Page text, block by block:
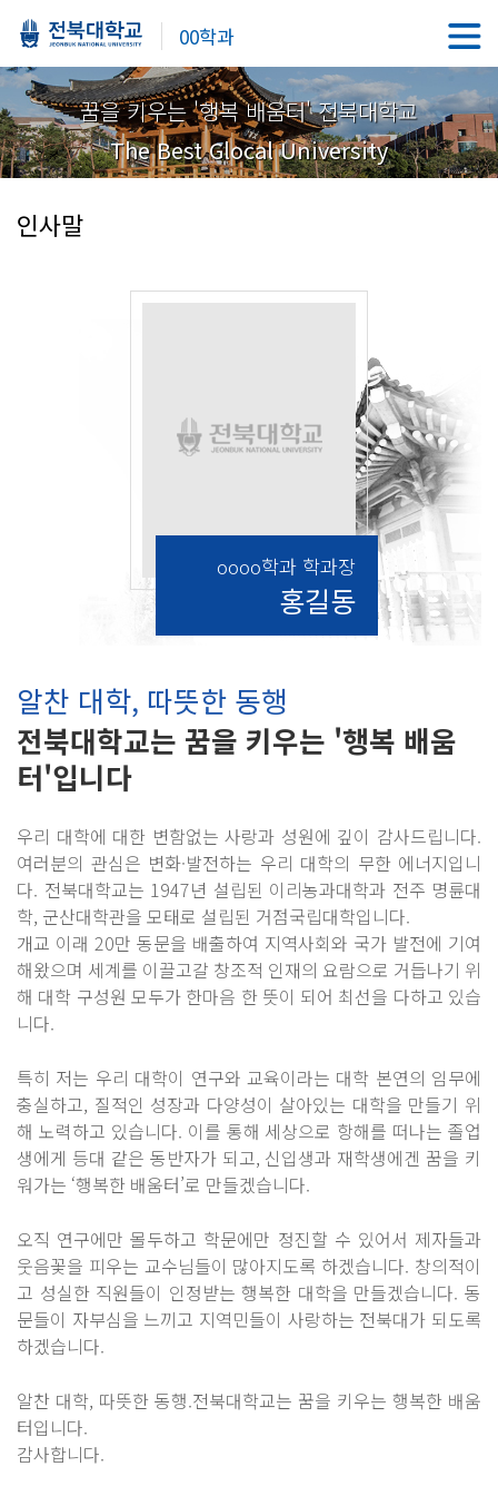
00학과
꿈을 키우는 '행복 배움터' 전북대학교
The Best Glocal University
인사말
oooo학과 학과장
홍길동
알찬 대학, 따뜻한 동행
전북대학교는 꿈을 키우는 '행복 배움
터'입니다
우리 대학에 대한 변함없는 사랑과 성원에 깊이 감사드립니다.
여러분의 관심은 변화·발전하는 우리 대학의 무한 에너지입니
다. 전북대학교는 1947년 설립된 이리농과대학과 전주 명륜대
학, 군산대학관을 모태로 설립된 거점국립대학입니다.
개교 이래 20만 동문을 배출하여 지역사회와 국가 발전에 기여
해왔으며 세계를 이끌고갈 창조적 인재의 요람으로 거듭나기 위
해 대학 구성원 모두가 한마음 한 뜻이 되어 최선을 다하고 있습
니다.
특히 저는 우리 대학이 연구와 교육이라는 대학 본연의 임무에
충실하고, 질적인 성장과 다양성이 살아있는 대학을 만들기 위
해 노력하고 있습니다. 이를 통해 세상으로 항해를 떠나는 졸업
생에게 등대 같은 동반자가 되고, 신입생과 재학생에겐 꿈을 키
워가는 ‘행복한 배움터’로 만들겠습니다.
오직 연구에만 몰두하고 학문에만 정진할 수 있어서 제자들과
웃음꽃을 피우는 교수님들이 많아지도록 하겠습니다. 창의적이
고 성실한 직원들이 인정받는 행복한 대학을 만들겠습니다. 동
문들이 자부심을 느끼고 지역민들이 사랑하는 전북대가 되도록
하겠습니다.
알찬 대학, 따뜻한 동행.전북대학교는 꿈을 키우는 행복한 배움
터입니다.
감사합니다.